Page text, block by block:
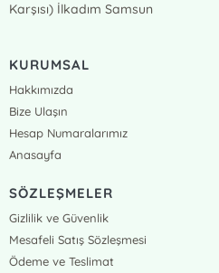
Karşısı) İlkadım Samsun
KURUMSAL
Hakkımızda
Bize Ulaşın
Hesap Numaralarımız
Anasayfa
SÖZLEŞMELER
Gizlilik ve Güvenlik
Mesafeli Satış Sözleşmesi
Ödeme ve Teslimat